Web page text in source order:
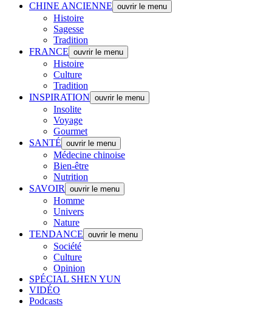
CHINE ANCIENNE ouvrir le menu
Histoire
Sagesse
Tradition
FRANCE ouvrir le menu
Histoire
Culture
Tradition
INSPIRATION ouvrir le menu
Insolite
Voyage
Gourmet
SANTÉ ouvrir le menu
Médecine chinoise
Bien-être
Nutrition
SAVOIR
ouvrir le menu
Homme
Univers
Nature
TENDANCE ouvrir le menu
Société
Culture
Opinion
SPÉCIAL SHEN YUN
VIDÉO
Podcasts